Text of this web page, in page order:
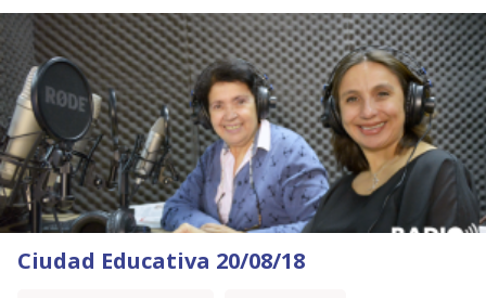
Ciudad Educativa 20/08/18